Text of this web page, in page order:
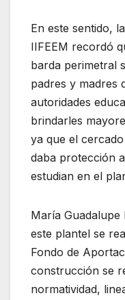
En este sentido,
IIFEEM recordó
barda perimetral
padres y madres
autoridades
brindarles
ya que el
daba protección
estudian en el
María
este plantel se
Fondo de
construcción se
normatividad,